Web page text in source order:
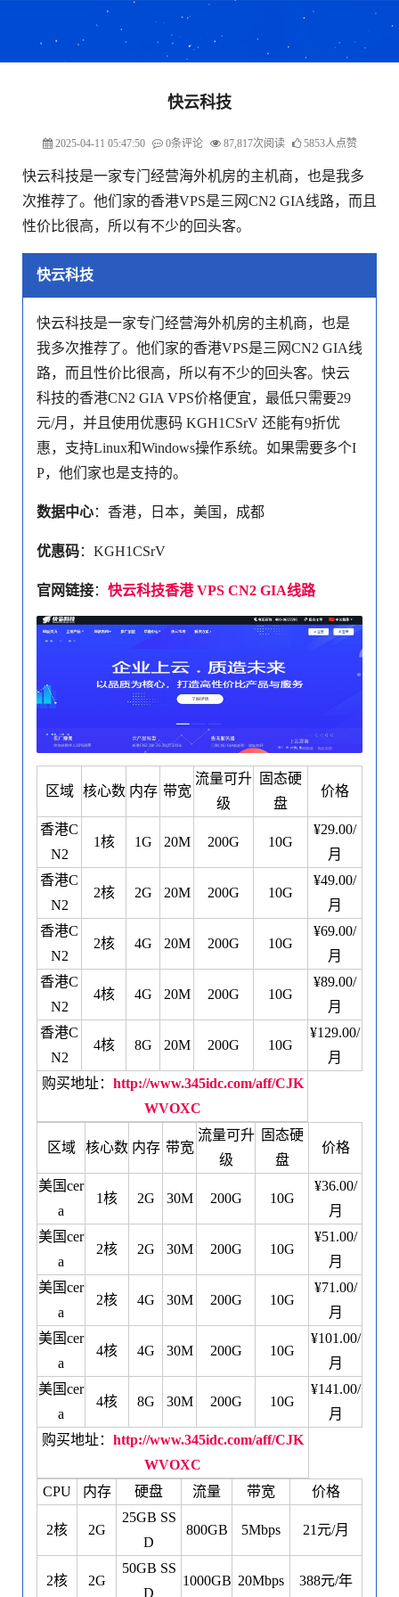
快云科技
2025-04-11 05:47:50 0条评论 87,817次阅读 5853人点赞
快云科技是一家专门经营海外机房的主机商，也是我多
次推荐了。他们家的香港VPS是三网CN2 GIA线路，而且
性价比很高，所以有不少的回头客。
快云科技
快云科技是一家专门经营海外机房的主机商，也是
我多次推荐了。他们家的香港VPS是三网CN2 GIA线
路，而且性价比很高，所以有不少的回头客。快云
科技的香港CN2 GIA VPS价格便宜，最低只需要29
元/月，并且使用优惠码 KGH1CSrV 还能有9折优
惠，支持Linux和Windows操作系统。如果需要多个I
P，他们家也是支持的。
数据中心：香港，日本，美国，成都
优惠码：KGH1CSrV
官网链接： 快云科技香港 VPS CN2 GIA线路
区域 核心数 内存 带宽
流量可升
级
固态硬
盘
价格
香港C
N2
1核 1G 20M 200G 10G
¥29.00/
月
香港C
N2
2核 2G 20M 200G 10G
¥49.00/
月
香港C
N2
2核 4G 20M 200G 10G
¥69.00/
月
香港C
N2
4核 4G 20M 200G 10G
¥89.00/
月
香港C
N2
4核 8G 20M 200G 10G
¥129.00/
月
购买地址： http://www.345idc.com/aff/CJK
WVOXC
区域 核心数 内存 带宽
流量可升
级
固态硬
盘
价格
美国cer
a
1核 2G 30M 200G 10G
¥36.00/
月
美国cer
a
2核 2G 30M 200G 10G
¥51.00/
月
美国cer
a
2核 4G 30M 200G 10G
¥71.00/
月
美国cer
a
4核 4G 30M 200G 10G
¥101.00/
月
美国cer
a
4核 8G 30M 200G 10G
¥141.00/
月
购买地址： http://www.345idc.com/aff/CJK
WVOXC
CPU
内存 硬盘 流量 带宽 价格
2核 2G
25GB SS
D
800GB 5Mbps 21元/月
2核 2G
50GB SS
D
1000GB 20Mbps 388元/年